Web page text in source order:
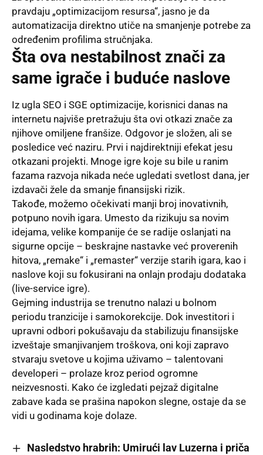
pravdaju „optimizacijom resursa“, jasno je da
automatizacija direktno utiče na smanjenje potrebe za
određenim profilima stručnjaka.
Šta ova nestabilnost znači za
same igrače i buduće naslove
Iz ugla SEO i SGE optimizacije, korisnici danas na
internetu najviše pretražuju šta ovi otkazi znače za
njihove omiljene franšize. Odgovor je složen, ali se
posledice već naziru. Prvi i najdirektniji efekat jesu
otkazani projekti. Mnoge igre koje su bile u ranim
fazama razvoja nikada neće ugledati svetlost dana, jer
izdavači žele da smanje finansijski rizik.
Takođe, možemo očekivati manji broj inovativnih,
potpuno novih igara. Umesto da rizikuju sa novim
idejama, velike kompanije će se radije oslanjati na
sigurne opcije – beskrajne nastavke već proverenih
hitova, „remake“ i „remaster“ verzije starih igara, kao i
naslove koji su fokusirani na onlajn prodaju dodataka
(live-service igre).
Gejming industrija se trenutno nalazi u bolnom
periodu tranzicije i samokorekcije. Dok investitori i
upravni odbori pokušavaju da stabilizuju finansijske
izveštaje smanjivanjem troškova, oni koji zapravo
stvaraju svetove u kojima uživamo – talentovani
developeri – prolaze kroz period ogromne
neizvesnosti. Kako će izgledati pejzaž digitalne
zabave kada se prašina napokon slegne, ostaje da se
vidi u godinama koje dolaze.
Nasledstvo hrabrih: Umirući lav Luzerna i priča